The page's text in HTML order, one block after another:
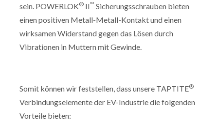
sein. POWERLOK® II™ Sicherungsschrauben bieten
einen positiven Metall-Metall-Kontakt und einen
wirksamen Widerstand gegen das Lösen durch
Vibrationen in Muttern mit Gewinde.
Somit können wir feststellen, dass unsere TAPTITE®
Verbindungselemente der EV-Industrie die folgenden
Vorteile bieten: